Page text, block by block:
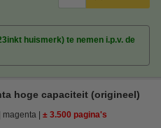
huismerk) te nemen i.p.v. de
hoge capaciteit (origineel)
magenta ± 3.500 pagina's